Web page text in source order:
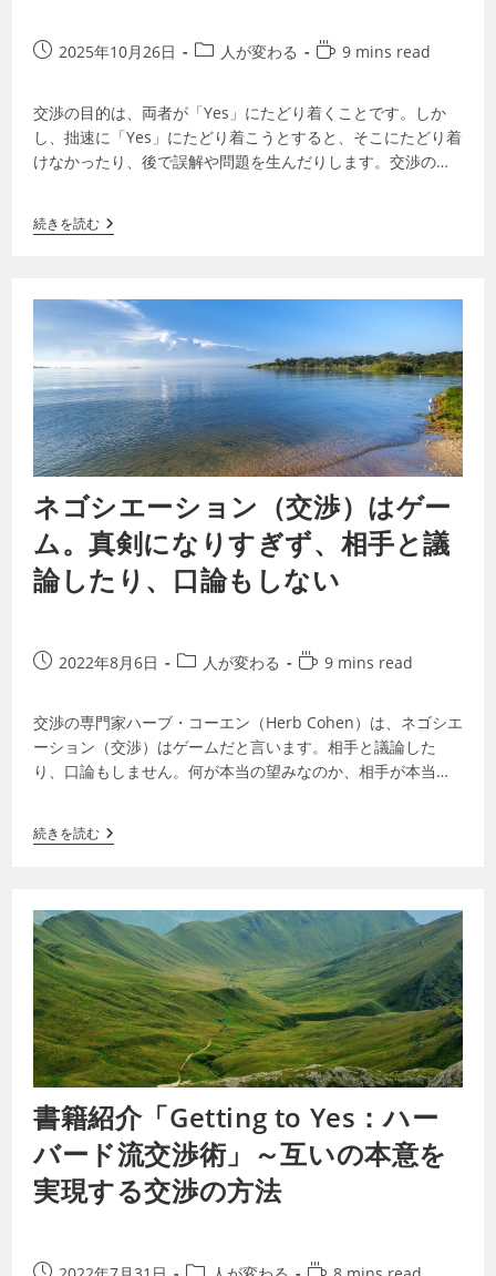
2025年10月26日 人が変わる 9 mins read
交渉の目的は、両者が「Yes」にたどり着くことです。しか
し、拙速に「Yes」にたどり着こうとすると、そこにたどり着
けなかったり、後で誤解や問題を生んだりします。交渉の初
続きを読む
ネゴシエーション（交渉）はゲー
ム。真剣になりすぎず、相手と議
論したり、口論もしない
2022年8月6日 人が変わる 9 mins read
交渉の専門家ハーブ・コーエン（Herb Cohen）は、ネゴシエ
ーション（交渉）はゲームだと言います。相手と議論した
り、口論もしません。何が本当の望みなのか、相手が本当に
続きを読む
書籍紹介「Getting to Yes：ハー
バード流交渉術」～互いの本意を
実現する交渉の方法